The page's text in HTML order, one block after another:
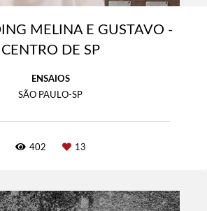
MELINA E GUSTAVO -
CENTRO DE SP
ENSAIOS
SÃO PAULO-SP
402 13